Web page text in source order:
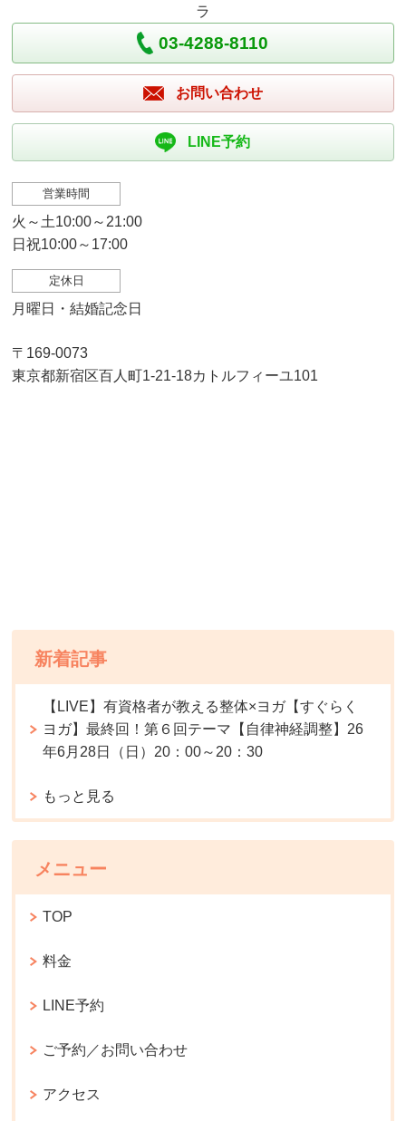
ラ
03-4288-8110
お問い合わせ
LINE予約
営業時間
火～土10:00～21:00
日祝10:00～17:00
定休日
月曜日・結婚記念日
〒169-0073
東京都新宿区百人町1-21-18カトルフィーユ101
新着記事
【LIVE】有資格者が教える整体×ヨガ【すぐらく
ヨガ】最終回！第６回テーマ【自律神経調整】26
年6月28日（日）20：00～20：30
もっと見る
メニュー
TOP
料金
LINE予約
ご予約／お問い合わせ
アクセス